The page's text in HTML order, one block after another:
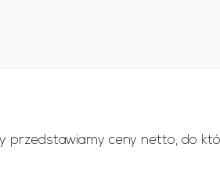
przedstawiamy ceny netto, do